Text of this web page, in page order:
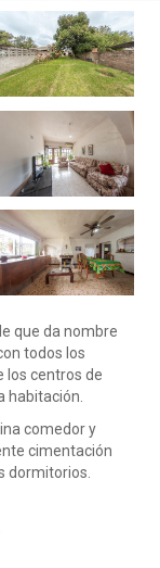
que da nombre
todos los
los centros de
habitación.
comedor y
cimentación
dormitorios.